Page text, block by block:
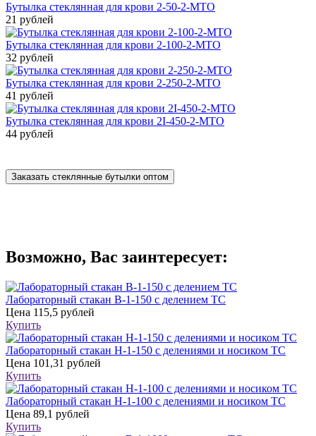
Бутылка стеклянная для крови 2-50-2-МТО
21 рублей
Бутылка стеклянная для крови 2-100-2-МТО
32 рублей
Бутылка стеклянная для крови 2-250-2-МТО
41 рублей
Бутылка стеклянная для крови 2I-450-2-МТО
44 рублей
Заказать стеклянные бутылки оптом
Возможно, Вас заинтересует:
Лабораторный стакан В-1-150 с делением ТС
Цена 115,5 рублей
Купить
Лабораторный стакан Н-1-150 с делениями и носиком ТС
Цена 101,31 рублей
Купить
Лабораторный стакан Н-1-100 с делениями и носиком ТС
Цена 89,1 рублей
Купить